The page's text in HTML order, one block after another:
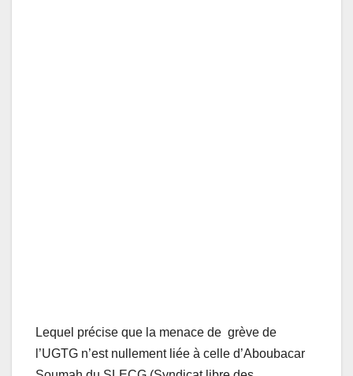
Lequel précise que la menace de grève de
l’UGTG n’est nullement liée à celle d’Aboubacar